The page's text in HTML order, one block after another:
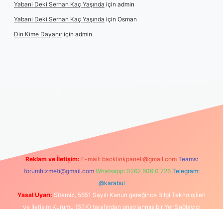
Yabani Deki Serhan Kaç Yaşında için admin
Yabani Deki Serhan Kaç Yaşında için Osman
Din Kime Dayanıriçin admin
Reklam ve İletişim: E-mail: backlinkpaneli@gmail.com Teams:
forumhizmeti@gmail.com Whatsapp: 0262 606 0 726 Telegram:
@karabul
Yasal Uyarı: Sitemiz, 5651 Sayılı Kanun gereğince Bilgi Teknolojileri
ve İletişim Kurumu (BTK) tarafından onaylanmış bir Yer Sağlayıcı